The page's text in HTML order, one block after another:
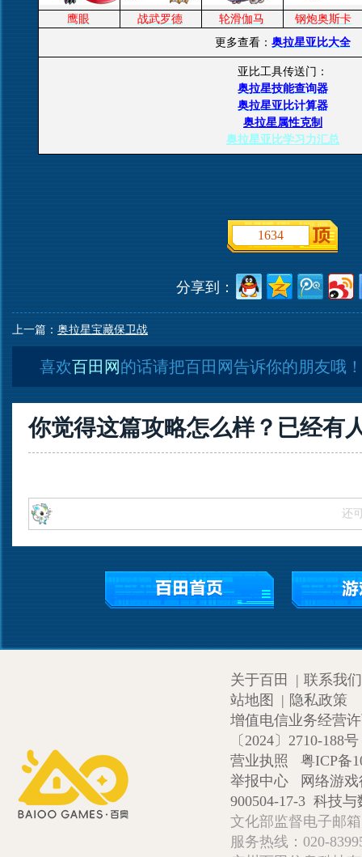
鹰眼 战武罗德 轮滑伽马
钢炮奥斯卡
更多查看： 奥拉星亚比大全
亚比工具传送门：
奥拉星技能查询器
奥拉星亚比计算器
奥拉星属性克制
奥拉星亚比学习力汇总
1634
分享到：
上一篇： 奥拉星宝藏保卫战
喜欢百田网的话请把百田网告诉你的朋友哦
你觉得这篇攻略怎么样？已经有
还
关于百田 | 联系我们
站地图
| 隐私政策
增值电信业务经营
〔2024〕2710-188号
营业执照
粤ICP备
举报中心
网络游
900504-17-3 科技与
文化部监督电子邮
服务热线：020-